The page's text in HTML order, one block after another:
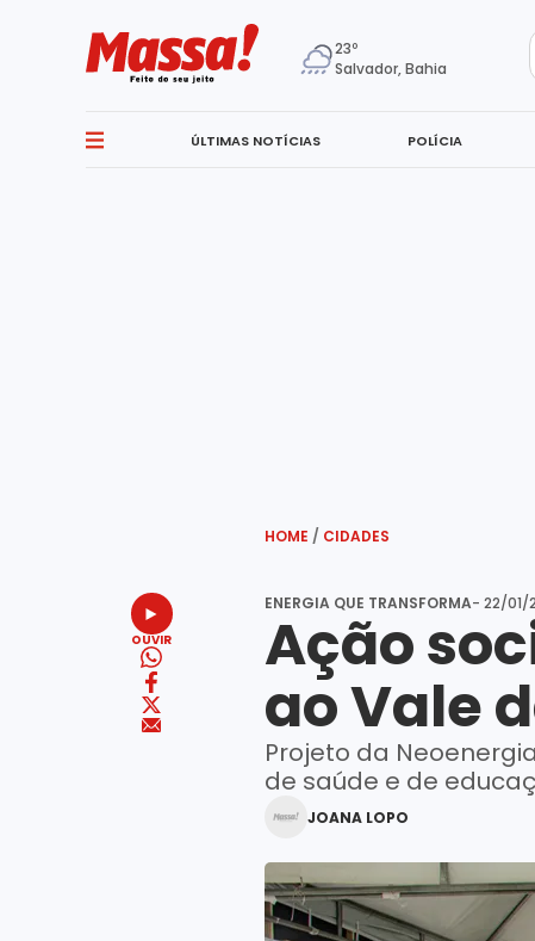
23º
Salvador, Bahia
ÚLTIMAS NOTÍCIAS POLÍCIA
HOME / CIDADES
OUVIR
ENERGIA QUE TRANSFORMA- 22/01/
Ação
ao Vale
Projeto da
de saúde e de
JOANA LOPO